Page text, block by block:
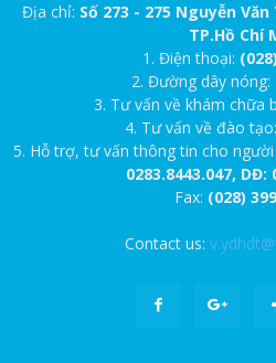
Địa chỉ: Số 273 - 275 Nguyễn
TP.Hồ Chí
1. Điện thoại:
2. Đường dây nóng:
3. Tư vấn về khám chữa
4. Tư vấn về đào tạo:
5. Hỗ trợ, tư vấn thông tin cho
0283.8443.047, DĐ:
Fax: (028)
Contact us: